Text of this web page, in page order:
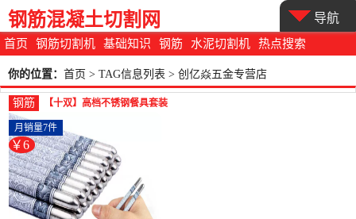
首页 钢筋切割机 基础知识 钢筋 水泥切割机 热点搜索
钢筋混凝土切割网 导航
你的位置： 首页 > TAG信息列表 > 创亿焱五金专营店
钢筋
【十双】高档不锈钢餐具套装
中空防烫防滑 韩式青花-螺纹钢
(创亿焱五金专营店仅售6.01元)
￥6
月销量7件